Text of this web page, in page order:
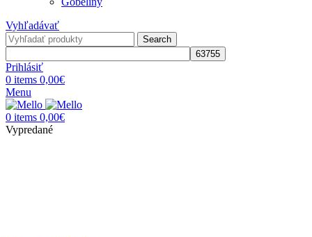
Vyhľadávať
Search
Prihlásiť
0 items 0,00€
Menu
0 items 0,00€
Vypredané